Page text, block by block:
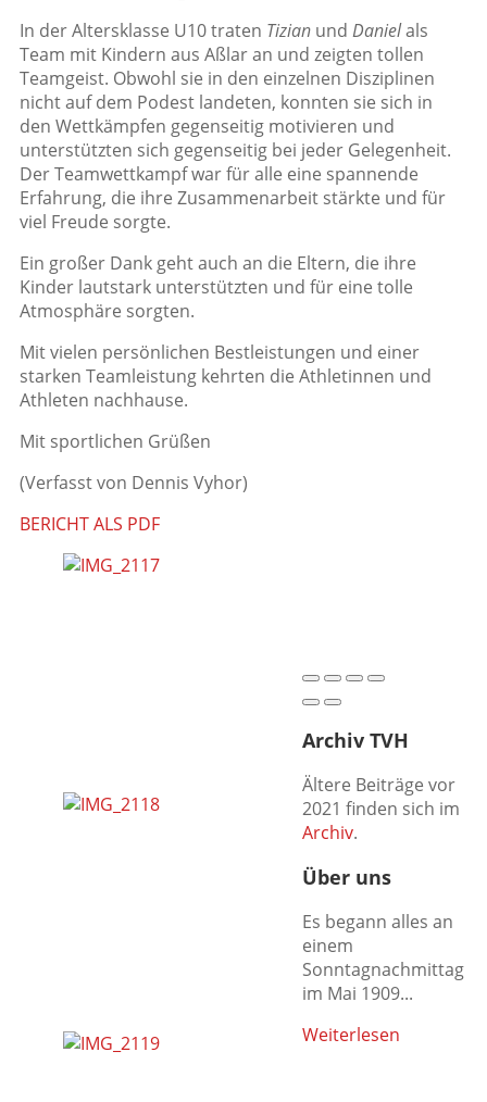
In der Altersklasse U10 traten Tizian und Danielals
Team mit Kindern aus Aßlar an und zeigten tollen
Teamgeist. Obwohl sie in den einzelnen Disziplinen
nicht auf dem Podest landeten, konnten sie sich in
den Wettkämpfen gegenseitig motivieren und
unterstützten sich gegenseitig bei jeder Gelegenheit.
Der Teamwettkampf war für alle eine spannende
Erfahrung, die ihre Zusammenarbeit stärkte und für
viel Freude sorgte.
Ein großer Dank geht auch an die Eltern, die ihre
Kinder lautstark unterstützten und für eine tolle
Atmosphäre sorgten.
Mit vielen persönlichen Bestleistungen und einer
starken Teamleistung kehrten die Athletinnen und
Athleten nachhause.
Mit sportlichen Grüßen
(Verfasst von Dennis Vyhor)
BERICHT ALS PDF
Archiv TVH
Ältere Beiträge vor
2021 finden sich im
Archiv.
Über uns
Es begann alles an
einem
Sonntagnachmittag
im Mai 1909...
Weiterlesen